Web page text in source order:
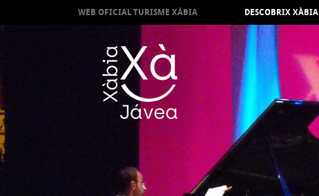
WEB OFICIAL TURISME XÀBIA DESCOBRIX XÀBIA